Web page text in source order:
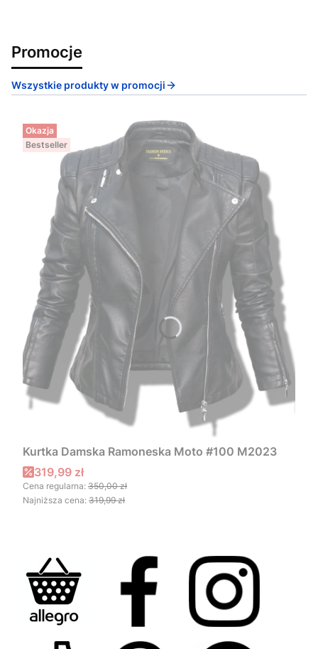
Promocje
Wszystkie produkty w promocji
Okazja
Bestseller
Kurtka Damska Ramoneska Moto #100 M2023
Cena promocyjna
319,99 zł
Cena regularna: 350,00 zł
Najniższa cena: 319,99 zł